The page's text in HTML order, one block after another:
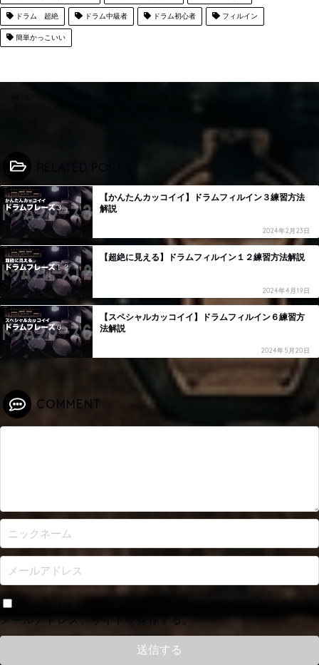
ドラム 超絶 ドラム中級者 ドラム初心者 フィルイン
簡単かっこいい
【かんたんカッコイイ】ドラムフィルイン３練習方法
解説
2024年2月23日
【超絶に見える】ドラムフィルイン１２練習方法解説
2024年4月19日
【スペシャルカッコイイ】ドラムフィルイン６練習方
法解説
2024年5月20日
COMMENT
次回のコメントで使用するためブラウザーに自分の名前、
メールアドレス、サイトを保存する。